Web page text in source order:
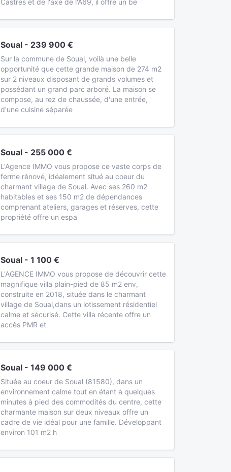
Castres et de l'axe de l'A69, il offre un be
Soual - 239 900 €
Sur la commune de Soual, voilà une belle
opportunité que cette grande maison de 274 m2
sur 2 niveaux disposant de grands volumes et
possédant un grand parc arboré. La maison se
compose, au rez de chaussée, d'une entrée,
d'une cuisine séparée
Soual - 255 000 €
L'Agence IMMO vous propose ce vaste corps de
ferme rénové, idéalement situé au coeur du
charmant village de Soual. Avec ses 260 m2
habitables et ses 150 m2 de dépendances
comprenant ateliers, garages et réserves, cette
propriété offre un espa
Soual - 1 100 €
L'AGENCE IMMO vous propose de découvrir cette
magnifique villa plain-pied de 85 m2 env,
construite en 2018, située dans le charmant
village de Soual,dans un lotissement résidentiel
calme et sécurisé. Cette villa récente offre un
accès PMR et
Soual - 149 000 €
Située au coeur de Soual (81580), dans un
environnement calme tout en étant à quelques
minutes à pied des commodités du centre, cette
charmante maison sur deux niveaux offre un
cadre de vie idéal pour une famille. Développant
environ 101 m2 h